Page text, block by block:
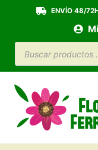
contenido
ENVÍO 48/
Búsqueda
de
productos